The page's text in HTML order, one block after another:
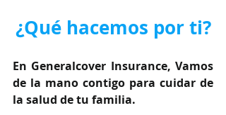
¿Qué hacemos por ti?
En Generalcover Insurance, Vamos
de la mano contigo para cuidar de
la salud de tu familia.